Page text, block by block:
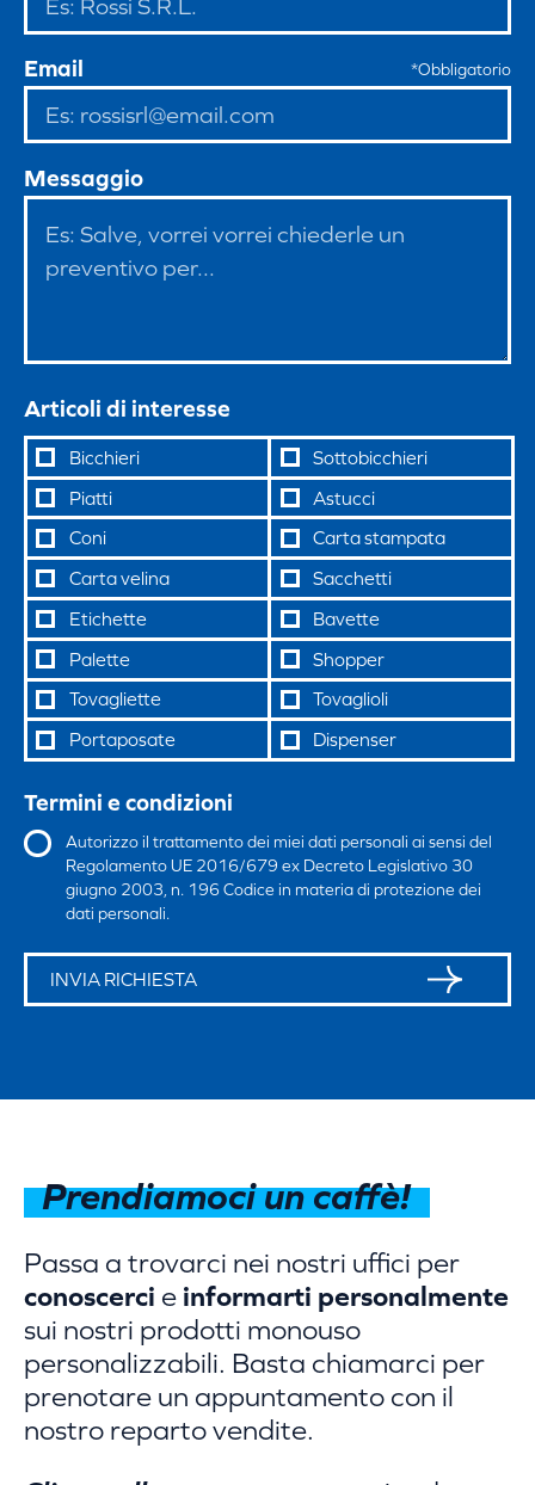
Email *Obbligatorio
Messaggio
Articoli di interesse
Bicchieri
Sottobicchieri
Piatti
Astucci
Coni
Carta stampata
Carta velina
Sacchetti
Etichette
Bavette
Palette
Shopper
Tovagliette
Tovaglioli
Portaposate
Dispenser
Termini e condizioni
Autorizzo il trattamento dei miei dati personali ai sensi del
Regolamento UE 2016/679 ex Decreto Legislativo 30
giugno 2003, n. 196 Codice in materia di protezione dei
dati personali.
Prendiamoci un caffè!
Passa a trovarci nei nostri uffici per
conoscerci e informarti personalmente
sui nostri prodotti monouso
personalizzabili. Basta chiamarci per
prenotare un appuntamento con il
nostro reparto vendite.